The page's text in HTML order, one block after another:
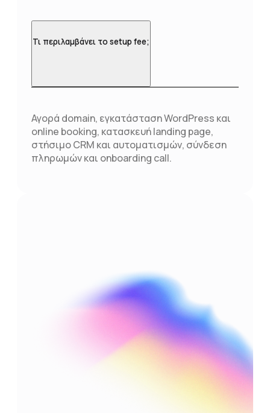
Τι περιλαμβάνει το setup fee;
Αγορά domain, εγκατάσταση WordPress και
online booking, κατασκευή landing page,
στήσιμο CRM και αυτοματισμών, σύνδεση
πληρωμών και onboarding call.